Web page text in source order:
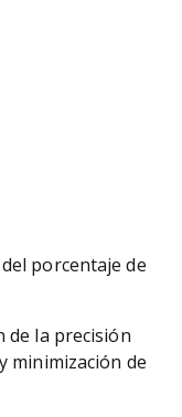
porcentaje de
de la precisión
minimización de